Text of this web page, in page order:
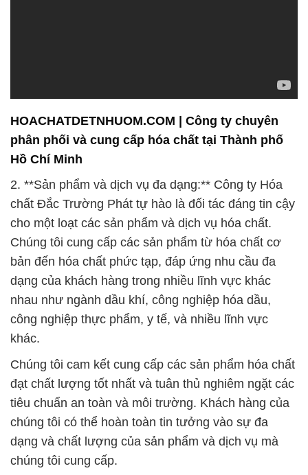
2. **Sản phẩm và dịch vụ đa dạng:** Công ty Hóa
chất Đắc Trường Phát tự hào là đối tác đáng tin cậy
cho một loạt các sản phẩm và dịch vụ hóa chất.
Chúng tôi cung cấp các sản phẩm từ hóa chất cơ
bản đến hóa chất phức tạp, đáp ứng nhu cầu đa
dạng của khách hàng trong nhiều lĩnh vực khác
nhau như ngành dầu khí, công nghiệp hóa dầu,
công nghiệp thực phẩm, y tế, và nhiều lĩnh vực
khác.
Chúng tôi cam kết cung cấp các sản phẩm hóa chất
đạt chất lượng tốt nhất và tuân thủ nghiêm ngặt các
tiêu chuẩn an toàn và môi trường. Khách hàng của
chúng tôi có thể hoàn toàn tin tưởng vào sự đa
dạng và chất lượng của sản phẩm và dịch vụ mà
chúng tôi cung cấp.
3. **Cam kết bảo vệ môi trường:** Chúng tôi nhận
thức rằng ngành công nghiệp hóa chất có tiềm ẩn
rủi ro đối với môi trường. Do đó, chúng tôi cam kết
thực hiện các biện pháp bảo vệ môi trường một